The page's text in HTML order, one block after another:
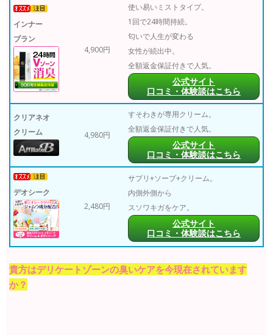
インナー
ブラン
4,900円
使い易いミストタイプ。
1回で24時間持続。
匂いで人生が変わる
女性が続出中。
全額返金保証付きで人気。
公式サイト
口コミ・体験談はこちら
クリアネオ
クリーム
4,980円
すそわきが専用クリーム。
全額返金保証付きで人気。
公式サイト
口コミ・体験談はこちら
デオシーク
2,480円
サプリ+ソープ+クリーム。
内側外側から
スソワキガをケア。
公式サイト
口コミ・体験談はこちら
貴方はデリケートゾーンの臭いケアを今現在されています
か？